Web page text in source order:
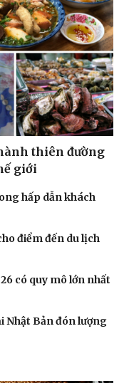
thiên đường
giới
hấp dẫn khách
điểm đến du lịch
có quy mô lớn nhất
Nhật Bản đón lượng